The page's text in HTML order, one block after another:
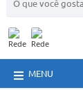
MENU